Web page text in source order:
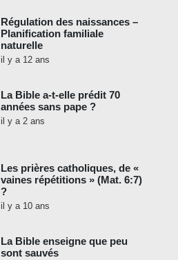
Régulation des naissances –
Planification familiale
naturelle
il y a 12 ans
La Bible a-t-elle prédit 70
années sans pape ?
il y a 2 ans
Les prières catholiques, de «
vaines répétitions » (Mat. 6:7)
?
il y a 10 ans
La Bible enseigne que peu
sont sauvés